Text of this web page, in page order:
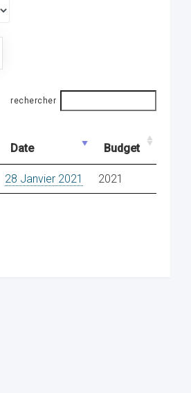
rechercher
Date Budget
28 Janvier 2021 2021